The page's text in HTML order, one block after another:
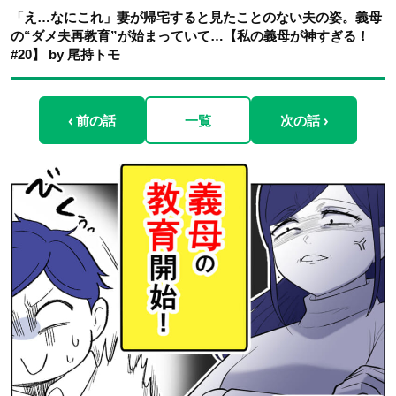
「え…なにこれ」妻が帰宅すると見たことのない夫の姿。義母
の“ダメ夫再教育”が始まっていて…【私の義母が神すぎる！
#20】 by 尾持トモ
‹ 前の話 一覧 次の話 ›